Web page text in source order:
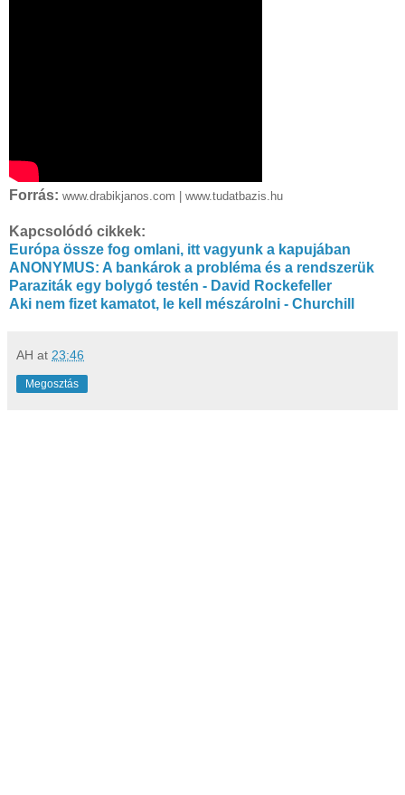
Forrás: www.drabikjanos.com | www.tudatbazis.hu
Kapcsolódó cikkek:
Európa össze fog omlani, itt vagyunk a kapujában
ANONYMUS: A bankárok a probléma és a rendszerük
Paraziták egy bolygó testén - David Rockefeller
Aki nem fizet kamatot, le kell mészárolni - Churchill
AH at 23:46
Megosztás